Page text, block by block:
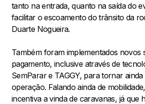
tanto na entrada, quanto na saída do
facilitar o escoamento do trânsito da
Duarte Nogueira.
Também foram implementados novos
pagamento, inclusive através de
SemParar e TAGGY, para tornar ainda
operação. Falando ainda de
incentiva a vinda de caravanas, já que